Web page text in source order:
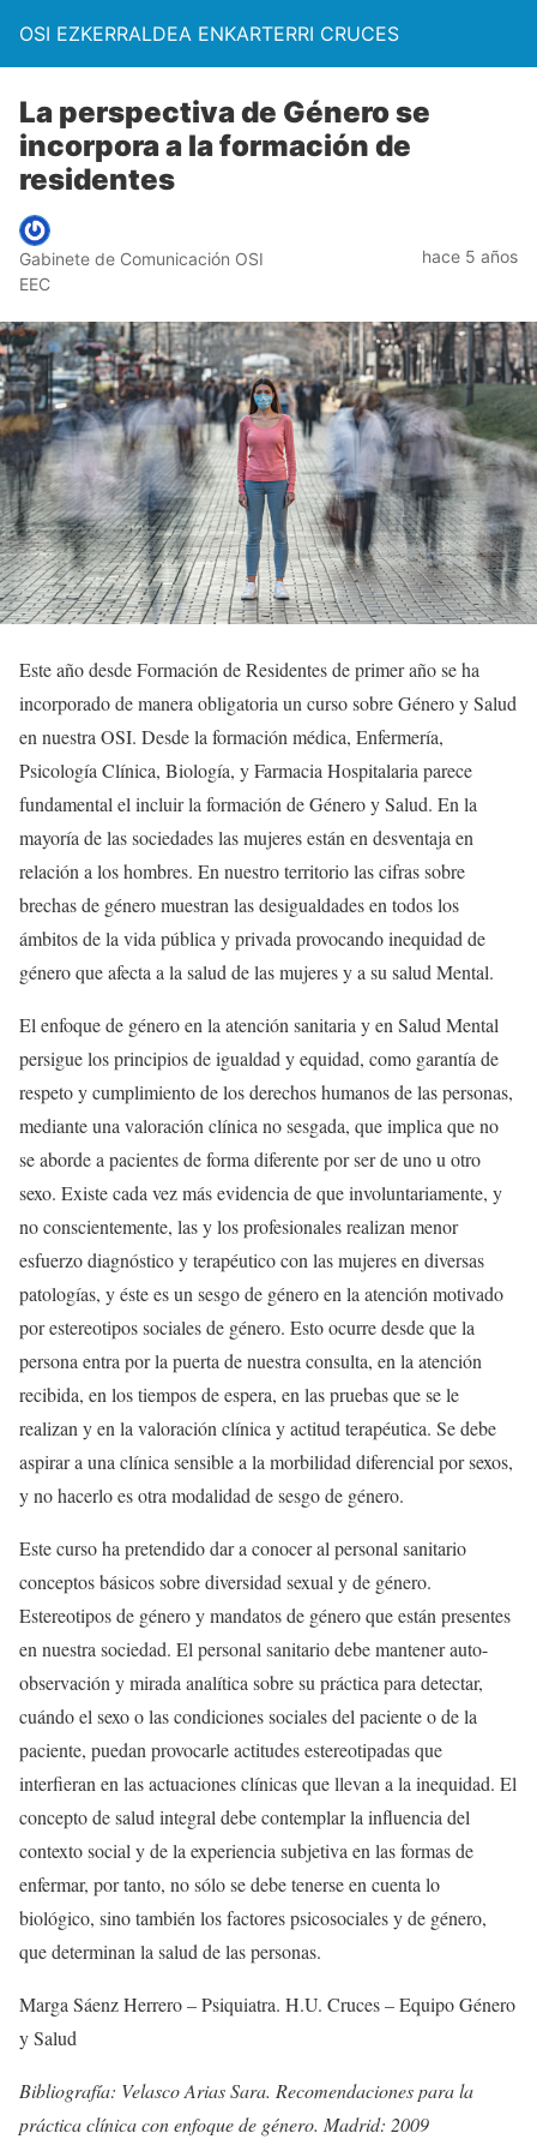
OSI EZKERRALDEA ENKARTERRI CRUCES
La perspectiva de Género se
incorpora a la formación de
residentes
Gabinete de Comunicación OSI
EEC
hace 5 años
Este año desde Formación de Residentes de primer año se ha
incorporado de manera obligatoria un curso sobre Género y Salud
en nuestra OSI. Desde la formación médica, Enfermería,
Psicología Clínica, Biología, y Farmacia Hospitalaria parece
fundamental el incluir la formación de Género y Salud. En la
mayoría de las sociedades las mujeres están en desventaja en
relación a los hombres. En nuestro territorio las cifras sobre
brechas de género muestran las desigualdades en todos los
ámbitos de la vida pública y privada provocando inequidad de
género que afecta a la salud de las mujeres y a su salud Mental.
El enfoque de género en la atención sanitaria y en Salud Mental
persigue los principios de igualdad y equidad, como garantía de
respeto y cumplimiento de los derechos humanos de las personas,
mediante una valoración clínica no sesgada, que implica que no
se aborde a pacientes de forma diferente por ser de uno u otro
sexo. Existe cada vez más evidencia de que involuntariamente, y
no conscientemente, las y los profesionales realizan menor
esfuerzo diagnóstico y terapéutico con las mujeres en diversas
patologías, y éste es un sesgo de género en la atención motivado
por estereotipos sociales de género. Esto ocurre desde que la
persona entra por la puerta de nuestra consulta, en la atención
recibida, en los tiempos de espera, en las pruebas que se le
realizan y en la valoración clínica y actitud terapéutica. Se debe
aspirar a una clínica sensible a la morbilidad diferencial por sexos,
y no hacerlo es otra modalidad de sesgo de género.
Este curso ha pretendido dar a conocer al personal sanitario
conceptos básicos sobre diversidad sexual y de género.
Estereotipos de género y mandatos de género que están presentes
en nuestra sociedad. El personal sanitario debe mantener auto-
observación y mirada analítica sobre su práctica para detectar,
cuándo el sexo o las condiciones sociales del paciente o de la
paciente, puedan provocarle actitudes estereotipadas que
interfieran en las actuaciones clínicas que llevan a la inequidad. El
concepto de salud integral debe contemplar la influencia del
contexto social y de la experiencia subjetiva en las formas de
enfermar, por tanto, no sólo se debe tenerse en cuenta lo
biológico, sino también los factores psicosociales y de género,
que determinan la salud de las personas.
Marga Sáenz Herrero – Psiquiatra. H.U. Cruces – Equipo Género
y Salud
Bibliografía: Velasco Arias Sara. Recomendaciones para la
práctica clínica con enfoque de género. Madrid: 2009